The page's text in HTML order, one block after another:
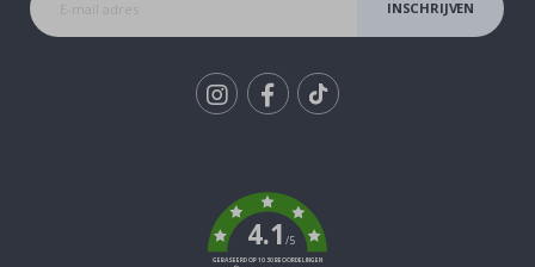
INSCHRIJVEN
4.1/5
GEBASEERD OP 1030 BEOORDELINGEN